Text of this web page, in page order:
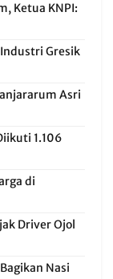
Ketua KNPI:
Gresik
Asri
1.106
di
Driver Ojol
Nasi